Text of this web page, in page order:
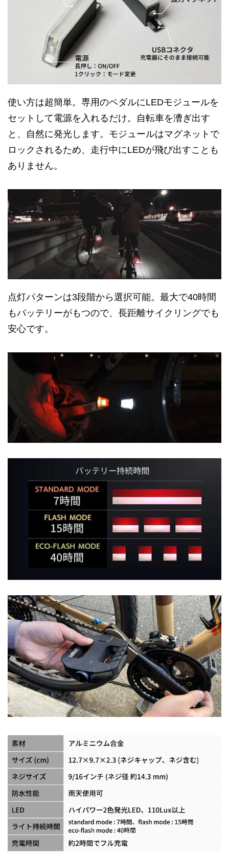
使い方は超簡単。専用のペダルにLEDモジュールを
セットして電源を入れるだけ。自転車を漕ぎ出す
と、自然に発光します。モジュールはマグネットで
ロックされるため、走行中にLEDが飛び出すことも
ありません。
点灯パターンは3段階から選択可能。最大で40時間
もバッテリーがもつので、長距離サイクリングでも
安心です。